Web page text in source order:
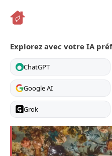
Explorez avec votre IA
ChatGPT
Google AI
Grok